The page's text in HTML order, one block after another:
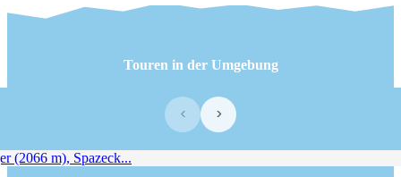
Touren in der Umgebung
‹ ›